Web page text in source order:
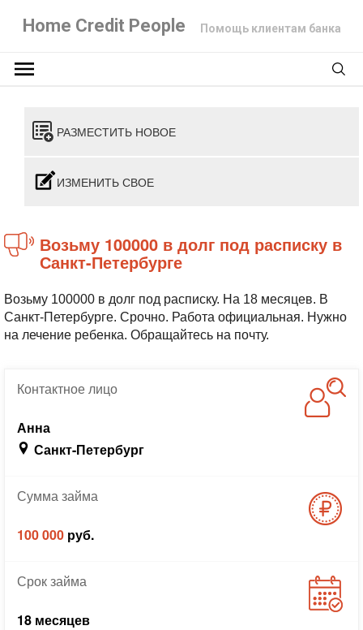
Home Credit People Помощь клиентам банка
РАЗМЕСТИТЬ НОВОЕ
ИЗМЕНИТЬ СВОЕ
Возьму 100000 в долг под расписку в
Санкт-Петербурге
Возьму 100000 в долг под расписку. На 18 месяцев. В
Санкт-Петербурге. Срочно. Работа официальная. Нужно
на лечение ребенка. Обращайтесь на почту.
Контактноелицо
Анна
Санкт-Петербург
Суммазайма
100 000 руб.
Срокзайма
18 месяцев